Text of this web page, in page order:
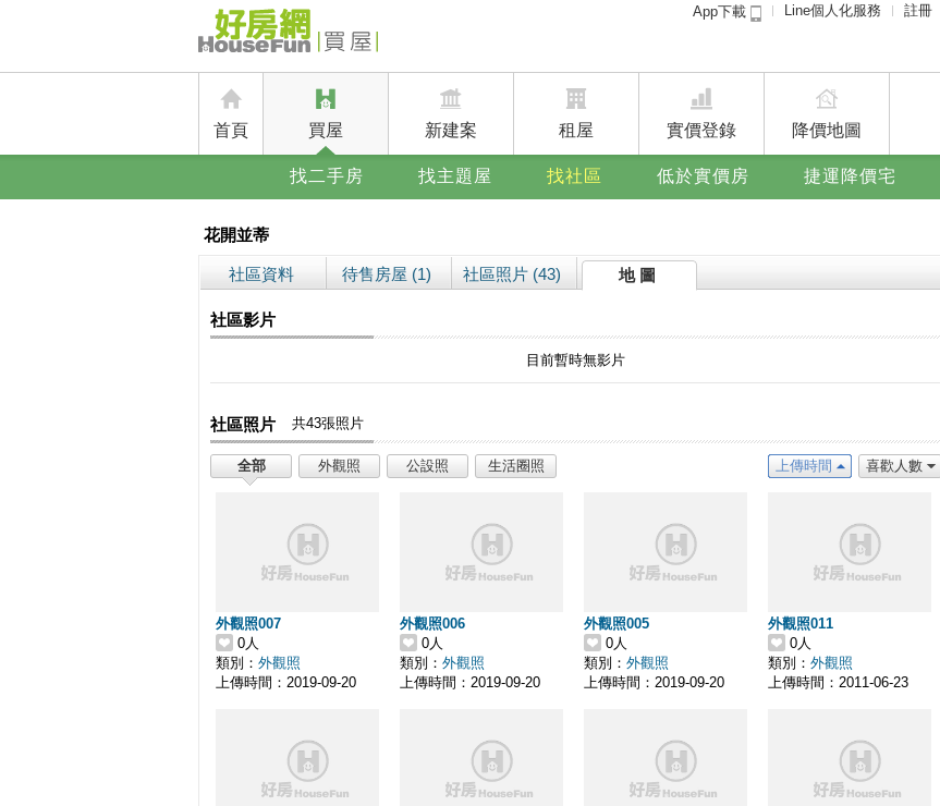
App下載 Line個人化服務 註冊
首頁 買屋 新建案 租屋 實價登錄 降價地圖
找二手房 找主題屋 找社區 低於實價房 捷運降價宅
花開並蒂
社區資料 待售房屋 (1) 社區照片 (43) 地 圖
社區影片
目前暫時無影片
社區照片 共43張照片
全部 外觀照 公設照 生活圈照 喜歡人數
上傳時間
外觀照007
0人
類別： 外觀照
上傳時間：2019-09-20
外觀照006
0人
類別： 外觀照
上傳時間：2019-09-20
外觀照005
0人
類別： 外觀照
上傳時間：2019-09-20
外觀照011
0人
類別： 外觀照
上傳時間：2011-06-23